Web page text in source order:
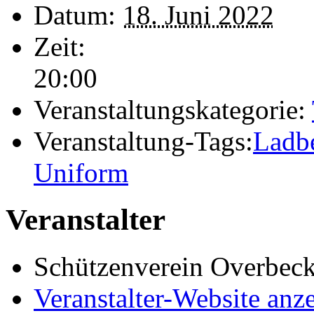
Datum: 18. Juni 2022
Zeit:
20:00
Veranstaltungskategorie:
Veranstaltung-Tags:
Uniform
Veranstalter
Schützenverein
Veranstalter-Website